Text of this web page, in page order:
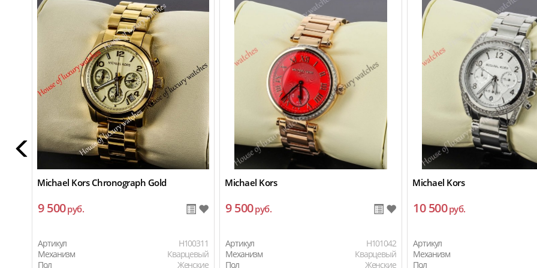
Michael Kors Chronograph Gold
9 500руб.
Артикул
H100311
Механизм
Кварцевый
Пол
Женские
Michael Kors
9 500руб.
Артикул
H101042
Механизм
Кварцевый
Пол
Женские
Michael Kors
10 500руб.
Артикул
Механизм
Пол